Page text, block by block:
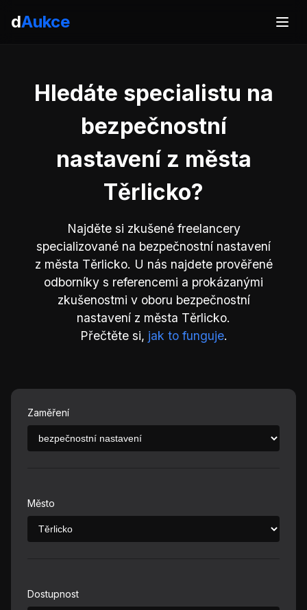
dAukce
Hledáte specialistu na
bezpečnostní
nastavení z města
Těrlicko?
Najděte si zkušené freelancery
specializované na bezpečnostní nastavení
z města Těrlicko. U nás najdete prověřené
odborníky s referencemi a prokázanými
zkušenostmi v oboru bezpečnostní
nastavení z města Těrlicko.
Přečtěte si, jak to funguje.
Zaměření
Město
Dostupnost